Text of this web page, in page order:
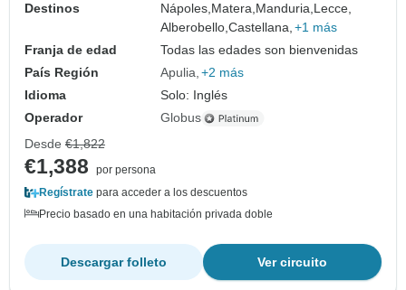
Destinos
Nápoles, Matera, Manduria, Lecce,
Alberobello,Castellana, +1 más
Franja de edad
Todas las edades son bienvenidas
País Región
Apulia +2 más
Idioma
Solo: Inglés
Operador
Globus
Desde €1,822
€1,388
por persona
Regístrate para acceder a los descuentos
Precio basado en una habitación privada doble
Ver circuito
Descargar folleto